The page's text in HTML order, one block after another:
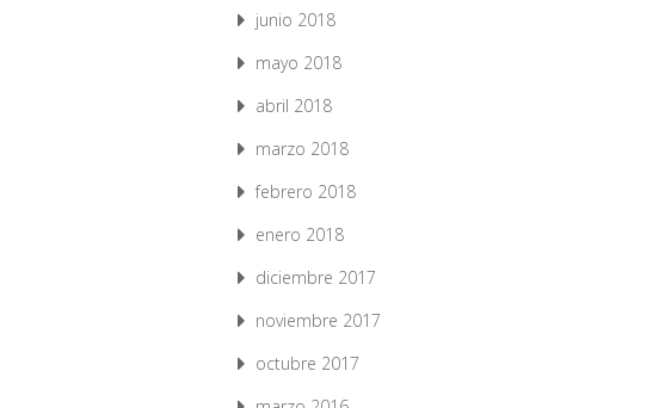
junio 2018
mayo 2018
abril 2018
marzo 2018
febrero 2018
enero 2018
diciembre 2017
noviembre 2017
octubre 2017